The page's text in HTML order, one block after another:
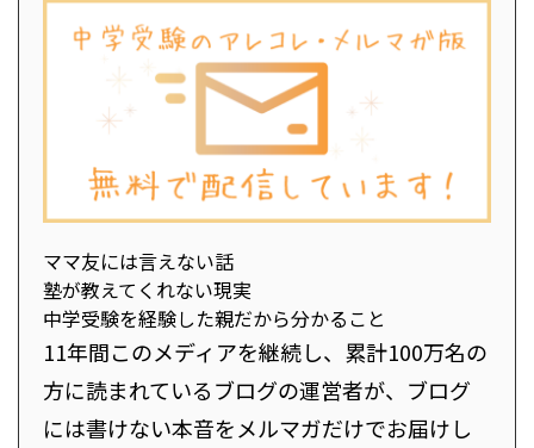
ママ友には言えない話
塾が教えてくれない現実
中学受験を経験した親だから分かること
11年間このメディアを継続し、累計100万名の
方に読まれているブログの運営者が、ブログ
には書けない本音をメルマガだけでお届けし